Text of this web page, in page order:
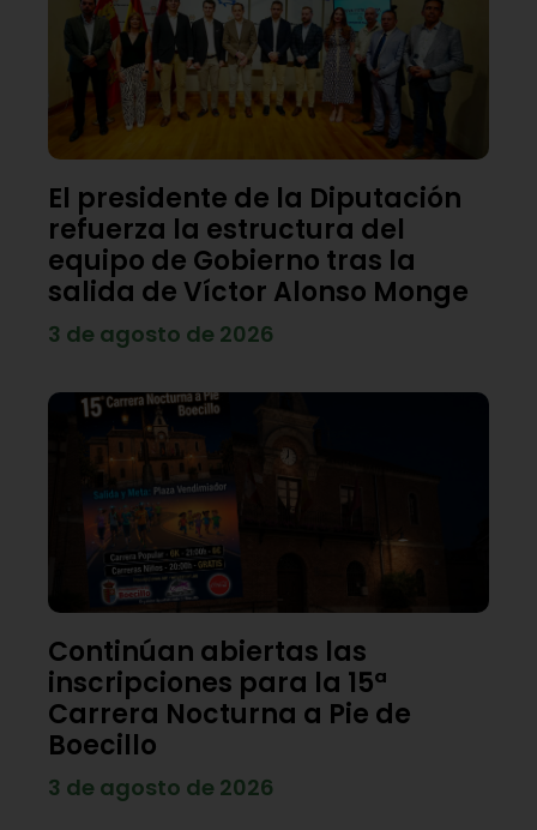
El presidente de la Diputación
refuerza la estructura del
equipo de Gobierno tras la
salida de Víctor Alonso Monge
3 de agosto de 2026
Continúan abiertas las
inscripciones para la 15ª
Carrera Nocturna a Pie de
Boecillo
3 de agosto de 2026